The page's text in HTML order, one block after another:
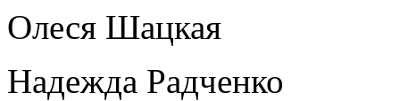
Олеся Шацкая
Надежда Радченко